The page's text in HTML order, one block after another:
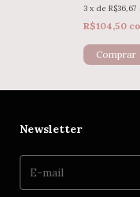
3 x de R$36,67
R$104,50
Comprar
Newsletter